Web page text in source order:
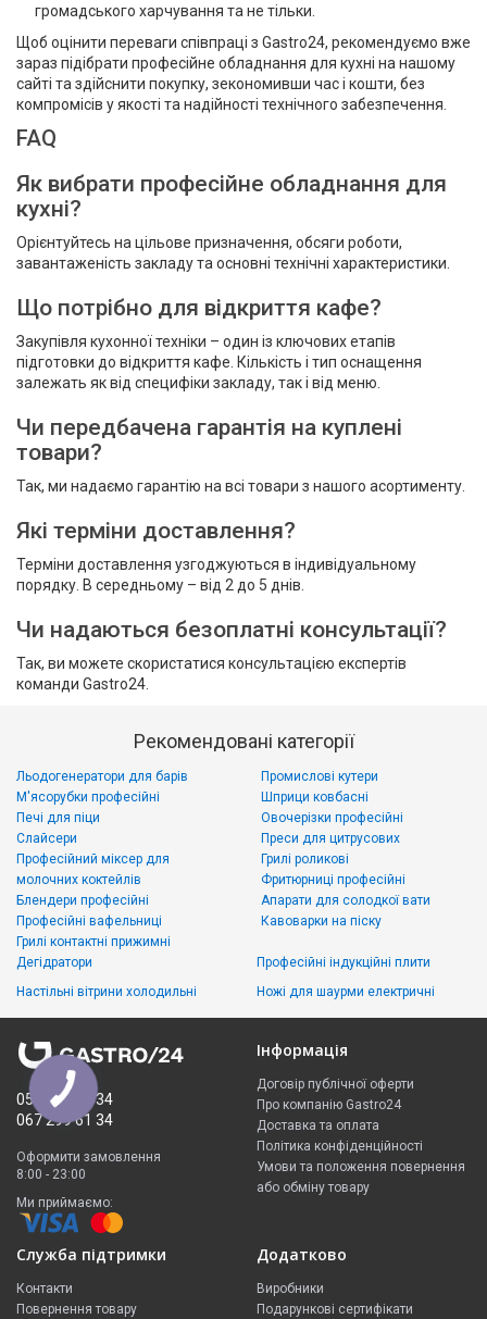
громадського харчування та не тільки.
Щоб оцінити переваги співпраці з Gastro24, рекомендуємо вже
зараз підібрати професійне обладнання для кухні на нашому
сайті та здійснити покупку, зекономивши час і кошти, без
компромісів у якості та надійності технічного забезпечення.
FAQ
Як вибрати професійне обладнання для
кухні?
Орієнтуйтесь на цільове призначення, обсяги роботи,
завантаженість закладу та основні технічні характеристики.
Що потрібно для відкриття кафе?
Закупівля кухонної техніки – один із ключових етапів
підготовки до відкриття кафе. Кількість і тип оснащення
залежать як від специфіки закладу, так і від меню.
Чи передбачена гарантія на куплені
товари?
Так, ми надаємо гарантію на всі товари з нашого асортименту.
Які терміни доставлення?
Терміни доставлення узгоджуються в індивідуальному
порядку. В середньому – від 2 до 5 днів.
Чи надаються безоплатні консультації?
Так, ви можете скористатися консультацією експертів
команди Gastro24.
Рекомендовані категорії
Льодогенератори для барів
М'ясорубки професійні
Печі для піци
Слайсери
Промислові кутери
Шприци ковбасні
Овочерізки професійні
Преси для цитрусових
Професійний міксер для
молочних коктейлів
Блендери професійні
Професійні вафельниці
Грилі контактні прижимні
Грилі роликові
Фритюрниці професійні
Апарати для солодкої вати
Кавоварки на піску
Дегідратори
Настільні вітрини холодильні
Професійні індукційні плити
Ножі для шаурми електричні
050 335 61 34
067 299 61 34
Оформити замовлення
8:00 - 23:00
Ми приймаємо:
Інформація
Договір публічної оферти
Про компанію Gastro24
Доставка та оплата
Політика конфіденційності
Умови та положення повернення
або обміну товару
Служба підтримки
Контакти
Повернення товару
Додатково
Виробники
Подарункові сертифікати